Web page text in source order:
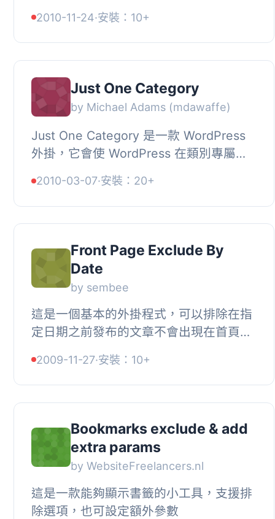
頁面（除分類存檔頁面外）」或「摘要」
中...
2010-11-24·安裝：10+
Just One Category
by Michael Adams (mdawaffe)
Just One Category 是一款 WordPress
外掛，它會使 WordPress 在類別專屬頁
該外掛會排除該類別頁面上屬於該類別的
子類...
2010-03-07·安裝：20+
Front Page Exclude By
Date
by sembee
這是一個基本的外掛程式，可以排除在指
定日期之前發布的文章不會出現在首頁。
想失去所有先前的文章並且破壞所有相關
的...
2009-11-27·安裝：10+
Bookmarks exclude & add
extra params
by WebsiteFreelancers.nl
這是一款能夠顯示書籤的小工具，支援排
除選項，也可設定額外參數